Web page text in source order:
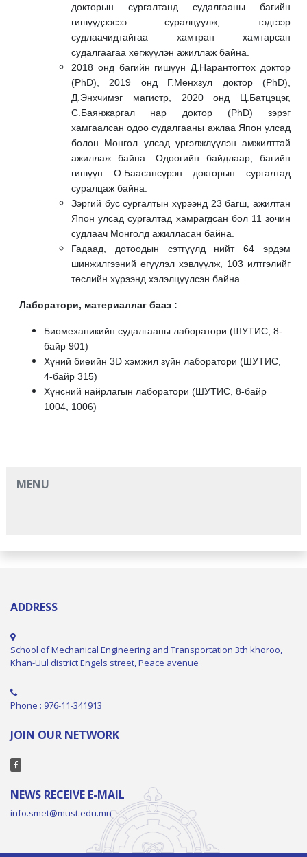
докторын сургалтанд судалгааны багийн
гишүүдээсээ суралцуулж, тэдгээр
судлаачидтайгаа хамтран хамтарсан
судалгаагаа хөгжүүлэн ажиллаж байна.
2018 онд багийн гишүүн Д.Нарантогтох доктор
(PhD), 2019 онд Г.Мөнхзул доктор (PhD),
Д.Энхчимэг магистр, 2020 онд Ц.Батцэцэг,
С.Баянжаргал нар доктор (PhD) зэрэг
хамгаалсан одоо судалгааны ажлаа Япон улсад
болон Монгол улсад үргэлжлүүлэн амжилттай
ажиллаж байна. Одоогийн байдлаар, багийн
гишүүн О.Баасансүрэн докторын сургалтад
суралцаж байна.
Зэргий бус сургалтын хүрээнд 23 багш, ажилтан
Япон улсад сургалтад хамрагдсан бол 11 зочин
судлаач Монголд ажилласан байна.
Гадаад, дотоодын сэтгүүлд нийт 64 эрдэм
шинжилгээний өгүүлэл хэвлүүлж, 103 илтгэлийг
төслийн хүрээнд хэлэлцүүлсэн байна.
Лаборатори, материаллаг бааз :
Биомеханикийн судалгааны лаборатори (ШУТИС, 8-
байр 901)
Хүний биеийн 3D хэмжил зүйн лаборатори (ШУТИС,
4-байр 315)
Хүнсний найрлагын лаборатори (ШУТИС, 8-байр
1004, 1006)
MENU
ADDRESS
School of Mechanical Engineering and Transportation 3th khoroo,
Khan-Uul district Engels street, Peace avenue
Phone : 976-11-341913
JOIN OUR NETWORK
NEWS RECEIVE E-MAIL
info.smet@must.edu.mn